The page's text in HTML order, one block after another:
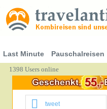
Last Minute Pauschalreisen
1398 Users online
tweet